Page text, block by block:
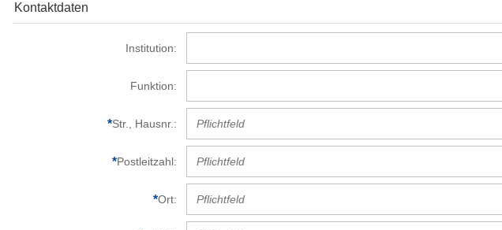
Kontaktdaten
Institution
Funktion
Str., Hausnr.
Postleitzahl
Ort